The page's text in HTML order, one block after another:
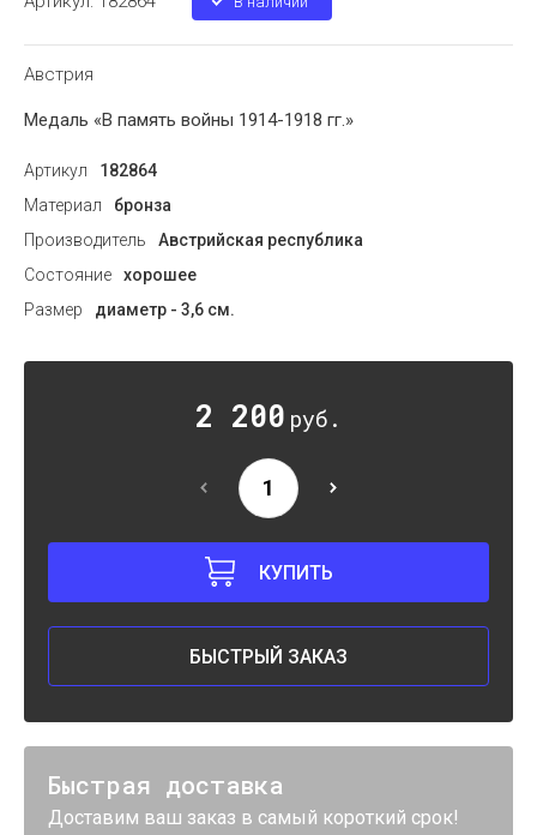
Австрия
Медаль «В память войны 1914-1918 гг.»
Артикул
182864
Материал
бронза
Производитель
Австрийская республика
Состояние
хорошее
Размер
диаметр - 3,6 см.
2 200 руб.
КУПИТЬ
БЫСТРЫЙ ЗАКАЗ
Быстрая доставка
Доставим ваш заказ в самый короткий срок!